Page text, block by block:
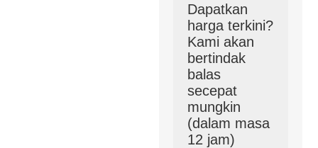
Dapatkan
harga terkini?
Kami akan
bertindak
balas
secepat
mungkin
(dalam masa
12 jam)